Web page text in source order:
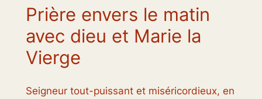
Prière envers le matin
avec dieu et Marie la
Vierge
Seigneur tout-puissant et miséricordieux, en